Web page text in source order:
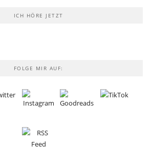
ICH HÖRE JETZT
FOLGE MIR AUF: